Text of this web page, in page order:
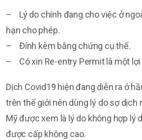
– Lý do chính đang cho việc ở
hạn cho phép.
– Đính kèm bằng chứng cụ thể.
– Có xin Re-entry Permit là một lợi
Dịch Covid19 hiện đang diễn ra ở
trên thế giới nên dùng lý do sợ dịch
Mỹ được xem là lý do không hợp lý
được cấp không cao.